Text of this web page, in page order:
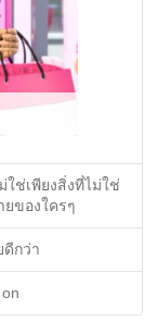
ใช่เพียงสิ่งที่ไม่ใช่
ยของใครๆ
ดีกว่า